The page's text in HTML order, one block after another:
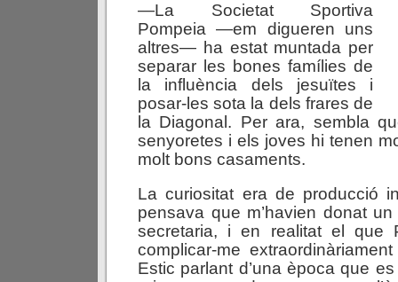
—La Societat Sportiva
Pompeia —em digueren uns
altres— ha estat muntada per
separar les bones famílies de
la influència dels jesuïtes i
posar-les sota la dels frares de
la Diagonal. Per ara, sembla
senyoretes i els joves hi tenen
molt bons casaments.
La curiositat era de producció
pensava que m’havien donat un
secretaria, i en realitat el
complicar-me
Estic parlant d’una època que